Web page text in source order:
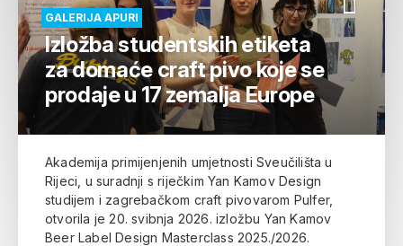
GALERIJA APURI
Izložba studentskih etiketa
za domaće craft pivo koje se
prodaje u 17 zemalja Europe
Akademija primijenjenih umjetnosti Sveučilišta u
Rijeci, u suradnji s riječkim Yan Kamov Design
studijem i zagrebačkom craft pivovarom Pulfer,
otvorila je 20. svibnja 2026. izložbu Yan Kamov
Beer Label Design Masterclass 2025./2026.